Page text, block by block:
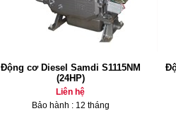
Động cơ Diesel Samdi S1115NM
(24HP)
Liên hệ
Bảo hành : 12 tháng